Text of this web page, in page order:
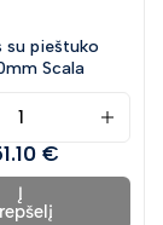
su pieštuko
Scala
€
Į